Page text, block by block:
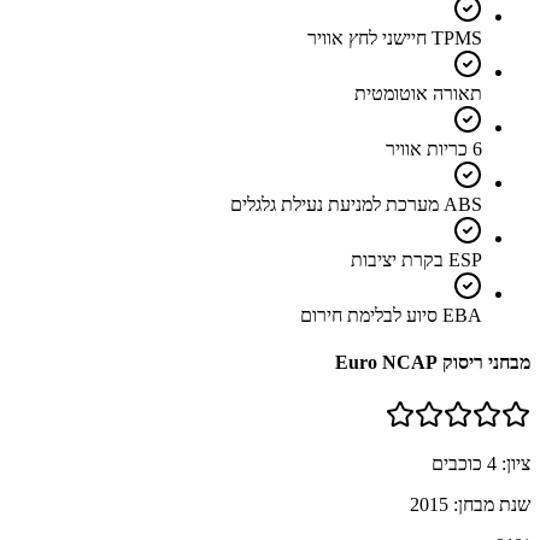
TPMS חיישני לחץ אוויר
תאורה אוטומטית
6 כריות אוויר
ABS מערכת למניעת נעילת גלגלים
ESP בקרת יציבות
EBA סיוע לבלימת חירום
מבחני ריסוק Euro NCAP
ציון: 4 כוכבים
שנת מבחן: 2015